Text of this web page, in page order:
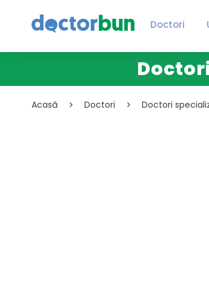
Doctori
Acasă Doctori Doctori